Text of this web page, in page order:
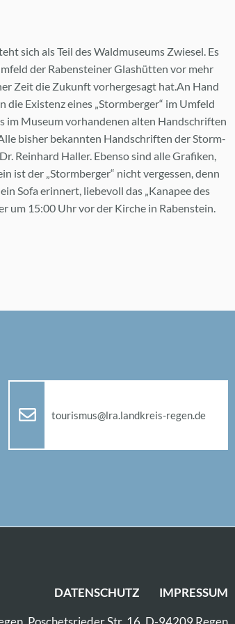
sich als Teil des Wald­mu­se­ums Zwie­sel. Es
der Ra­ben­stei­ner Glas­hüt­ten vor mehr
Zeit die Zu­kunft vor­her­ge­sagt hat.​An Hand
Exis­tenz ei­nes „Storm­ber­ger“ im Um­feld
im Mu­se­um vor­han­de­nen al­ten Hand­schrif­ten
bis­her be­kann­ten Hand­schrif­ten der Storm­
Rein­hard Hal­ler. Eben­so sind alle Gra­fi­ken,
ist der „Storm­ber­ger“ nicht ver­ges­sen, denn
Sofa er­in­nert, lie­be­voll das „Ka­na­pee des
um 15:00 Uhr vor der Kir­che in Ra­ben­stein.
tou­ris­mus@​lra.​landkreis-re­gen.de
DA­TEN­SCHUTZ
IM­PRES­SUM